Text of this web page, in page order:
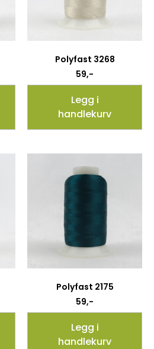
Polyfast 3268
59,-
Legg i
handlekurv
Polyfast 2175
59,-
Legg i
handlekurv